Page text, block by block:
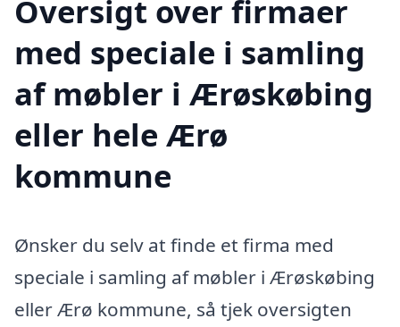
Oversigt over firmaer
med speciale i samling
af møbler i Ærøskøbing
eller hele Ærø
kommune
Ønsker du selv at finde et firma med
speciale i samling af møbler i Ærøskøbing
eller Ærø kommune, så tjek oversigten